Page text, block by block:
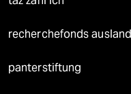
recherchefonds ausland
panterstiftung